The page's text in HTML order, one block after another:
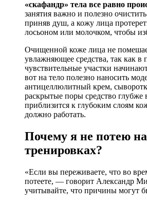
«скафандр» тела все равно
занятия важно и полезно
приняв душ, а кожу лица
лосьоном или молочком, чтобы
Очищенной коже лица не
увлажняющее средства, так как в
чувствительные участки
вот на тело полезно наносить
антицеллюлитный крем,
раскрытые поры средство глубже
приблизится к глубоким слоям
должно работать.
Почему я не потею на
тренировках?
«Если вы переживаете, что во
потеете, — говорит Александр
учитывайте, что причины могут